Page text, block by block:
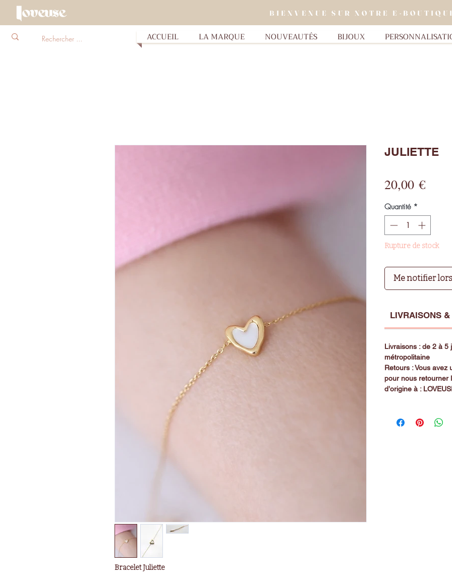
BIENVENUE SUR NOTRE E-
ACCUEIL LA MARQUE NOUVEAUTÉS BIJOUX
Bracelet Juliette
JULIETTE
20,00 €Prix
Quantité *
Rupture de stock
Me notifier
LIVRAISONS &
Livraisons : de 2 à 5
métropolitaine
Retours : Vous avez
pour nous retourner
d’origine à :